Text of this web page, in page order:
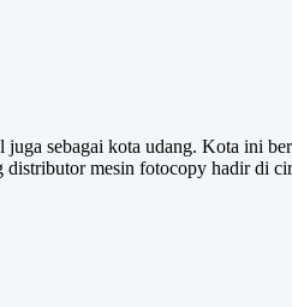
sebagai kota udang. Kota ini
distributor mesin fotocopy hadir di